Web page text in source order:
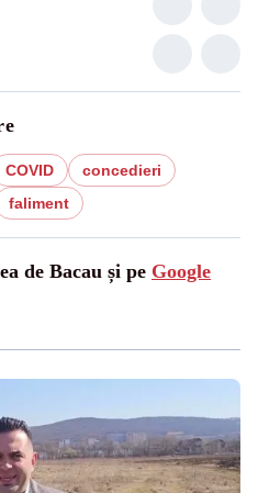
COVID
concedieri
faliment
de Bacau și pe Google